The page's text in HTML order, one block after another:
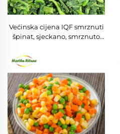
Većinska cijena IQF smrznuti
špinat, sjeckano, smrznuto
svježe branje, halal
certificirano, dobra cijena